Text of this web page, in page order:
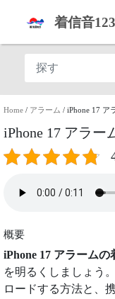
着信音123
Home / アラーム / iPhone 17 ア
iPhone 17 アラー
概要
iPhone 17 アラームの
を明るくしましょう
ロードする方法と、